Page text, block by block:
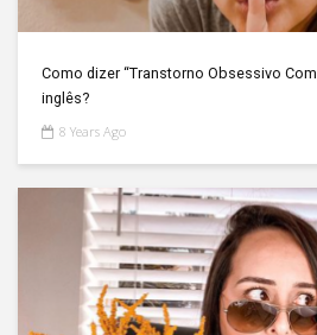
Como dizer “Transtorno Obsessivo
inglês?
8 Years Ago